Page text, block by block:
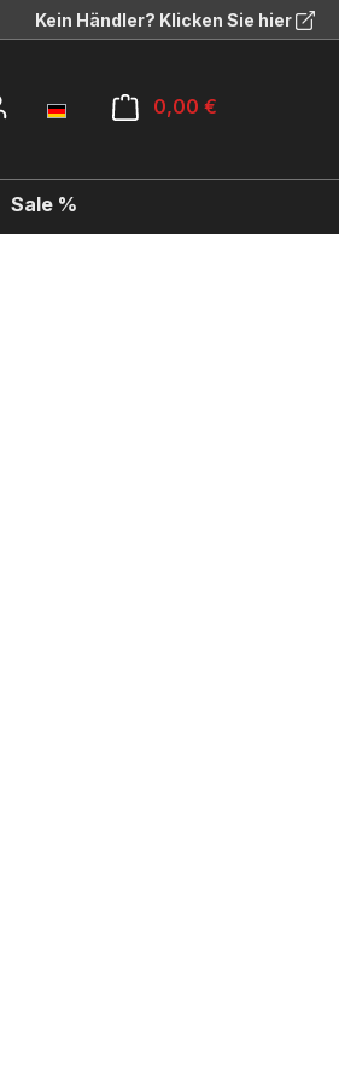
Kein Händler? Klicken Sie hier
0,00 €
Sale %